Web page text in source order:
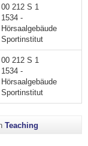
00 212 S 1
1534 -
Hörsaalgebäude
Sportinstitut
00 212 S 1
1534 -
Hörsaalgebäude
Sportinstitut
Teaching